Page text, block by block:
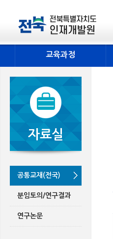
교육과정
자료실
공통교재(전국)
분임토의/연구결과
연구논문